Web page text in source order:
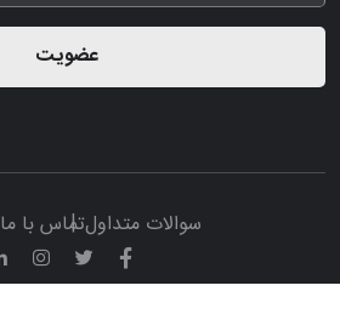
عضویت
سوالات متداولتماس با ما